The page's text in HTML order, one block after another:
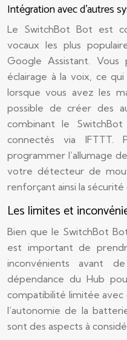
Intégration avec d’autres
Le SwitchBot Bot est
vocaux les plus
Google Assistant.
éclairage à la voix, ce
lorsque vous avez les
possible de créer des
combinant le
connectés via IFTTT.
programmer l’allumage
votre détecteur de
renforçant ainsi la
Les limites et
Bien que le SwitchBot
est important de
inconvénients avant
dépendance du Hub
compatibilité limitée avec
l’autonomie de la
sont des aspects à